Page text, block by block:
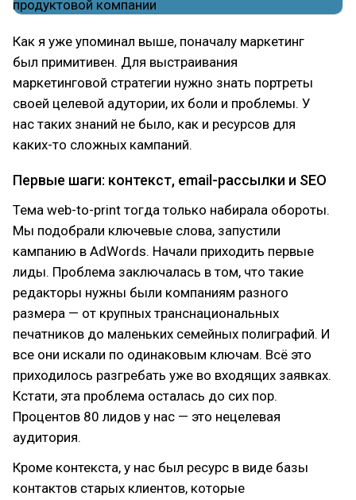
Как я уже упоминал выше, поначалу маркетинг
был примитивен. Для выстраивания
маркетинговой стратегии нужно знать портреты
своей целевой адутории, их боли и проблемы. У
нас таких знаний не было, как и ресурсов для
каких-то сложных кампаний.
Первые шаги: контекст, email-рассылки и SEO
Тема web-to-print тогда только набирала обороты.
Мы подобрали ключевые слова, запустили
кампанию в AdWords. Начали приходить первые
лиды. Проблема заключалась в том, что такие
редакторы нужны были компаниям разного
размера — от крупных транснациональных
печатников до маленьких семейных полиграфий. И
все они искали по одинаковым ключам. Всё это
приходилось разгребать уже во входящих заявках.
Кстати, эта проблема осталась до сих пор.
Процентов 80 лидов у нас — это нецелевая
аудитория.
Кроме контекста, у нас был ресурс в виде базы
контактов старых клиентов, которые